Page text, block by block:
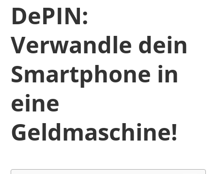
DePIN:
Verwandle dein
Smartphone in
eine
Geldmaschine!